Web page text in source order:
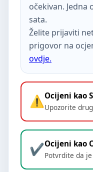
očekivan.
sata.
Želite prijaviti
prigovor na
ovdje.
Ocijeni kao
Upozorite
Ocijeni kao
Potvrdite da